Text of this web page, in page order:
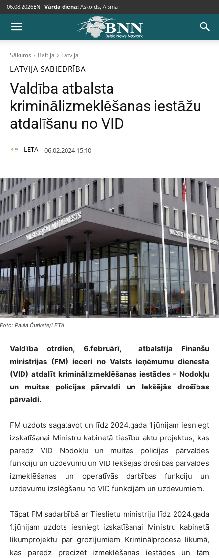
06.08.2026EN Vārda diena: Askolds, Aisma
Sākums Baltija Latvija
LATVIJA SABIEDRĪBA
Valdība atbalsta
kriminālizmeklēšanas iestāžu
atdalīšanu no VID
LETA 06.02.2024 15:10
Foto: Paula Čurkste/LETA
Valdība otrdien, 6.februārī, atbalstīja Finanšu
ministrijas (FM) ieceri no Valsts ieņēmumu dienesta
(VID) atdalīt kriminālizmeklēšanas iestādes – Nodokļu
un muitas policijas pārvaldi un Iekšējās drošības
pārvaldi.
FM uzdots sagatavot un līdz 2024.gada 1.jūnijam iesniegt
izskatīšanai Ministru kabinetā tiesību aktu projektus, kas
paredz VID Nodokļu un muitas policijas pārvaldes
funkciju un uzdevumu un VID Iekšējās drošības pārvaldes
izmeklēšanas un operatīvās darbības funkciju un
uzdevumu izslēgšanu no VID funkcijām un uzdevumiem.
Tāpat FM sadarbībā ar Tieslietu ministriju līdz 2024.gada
1.jūnijam uzdots iesniegt izskatīšanai Ministru kabinetā
likumprojektu par grozījumiem Kriminālprocesa likumā,
kas paredz precizēt izmeklēšanas iestādes un tām